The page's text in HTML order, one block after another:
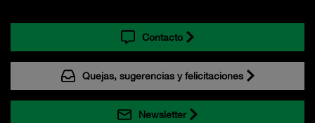
Contacto
Quejas, sugerencias y felicitaciones
Newsletter